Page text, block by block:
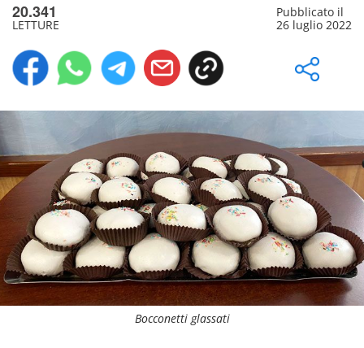
20.341
LETTURE
Pubblicato il
26 luglio 2022
Bocconetti glassati